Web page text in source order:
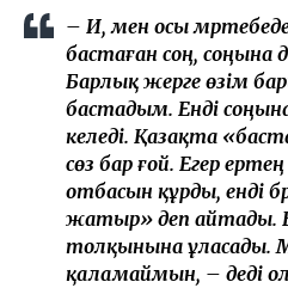
– Иә, мен осы
бастаған соң, соңына
Барлық жерге өзім
бастадым. Енді
келеді. Қазақта
сөз бар ғой. Егер
отбасын құрды, енді
жатыр» деп айтады.
толқынына ұласады.
қаламаймын, – деді